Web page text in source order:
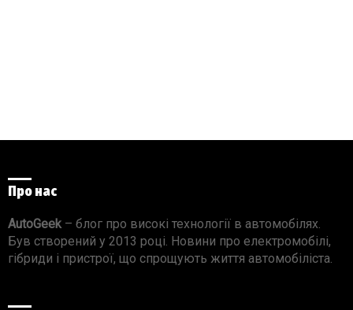
Про нас
AutoGeek– блог про високі технології в автомобілях.
Був створений у 2013 році. Новини про електромобілі,
гібриди і пристрої, що спрощують життя автомобіліста.